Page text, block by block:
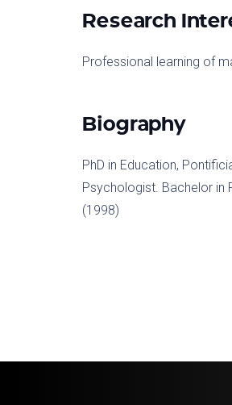
Research
Professional learning of
Biography
PhD in Education,
Psychologist. Bachelor in
(1998)